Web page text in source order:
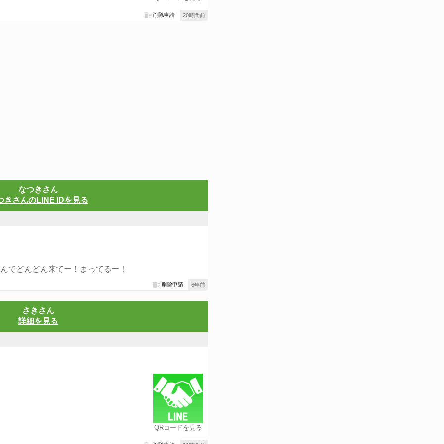
20時間前
削除申請
なつきさん
きさんのLINE IDを見る
でどんどん来てー！まってるー！
6年前
削除申請
さきさん
詳細を見る
QRコードを見る